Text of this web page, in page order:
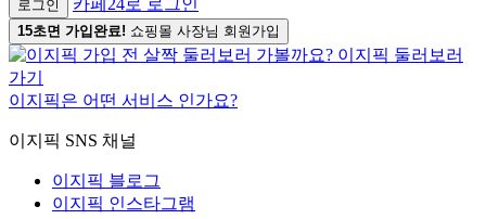
로그인 카페24로 로그인
15초면 가입완료! 쇼핑몰 사장님 회원가입
이지픽은 어떤 서비스 인가요?
이지픽 SNS 채널
이지픽 블로그
이지픽 인스타그램